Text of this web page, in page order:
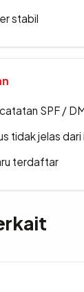
stabil
SPF /
tidak jelas
terdaftar